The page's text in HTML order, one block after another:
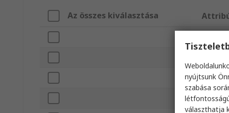
Az összes kiválasztása
nyújtsunk
szabása
választhatja